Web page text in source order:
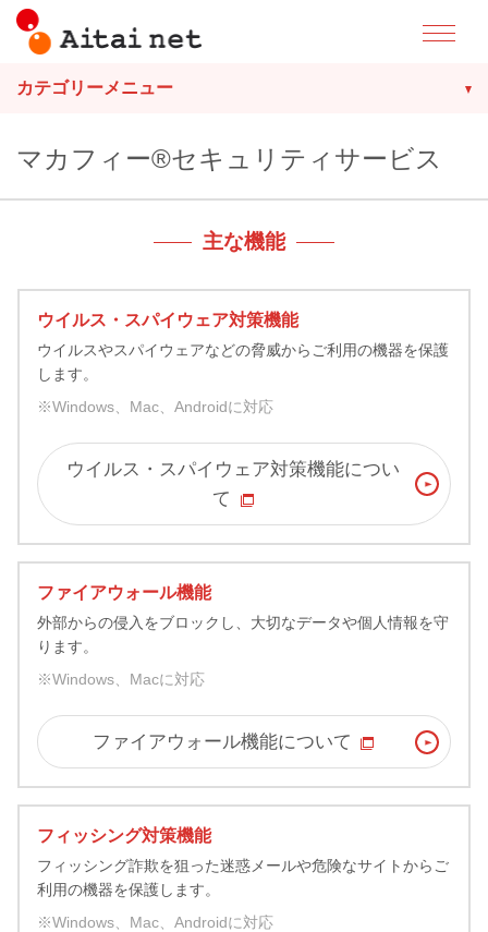
カテゴリーメニュー
マカフィー®セキュリティサービス
主な機能
ウイルス・スパイウェア対策機能
ウイルスやスパイウェアなどの脅威からご利用の機器を保護
します。
※Windows、Mac、Androidに対応
ウイルス・スパイウェア対策機能につい
て
ファイアウォール機能
外部からの侵入をブロックし、大切なデータや個人情報を守
ります。
※Windows、Macに対応
ファイアウォール機能について
フィッシング対策機能
フィッシング詐欺を狙った迷惑メールや危険なサイトからご
利用の機器を保護します。
※Windows、Mac、Androidに対応